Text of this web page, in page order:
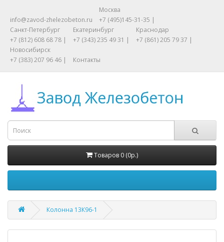
info@zavod-zhelezobeton.ru
Москва
+7 (495)145-31-35 |
Санкт-Петербург
+7 (812) 608 68 78 |
Екатеринбург
+7 (343) 235 49 31 |
Краснодар
+7 (861) 205 79 37 |
Новосибирск
+7 (383) 207 96 46 |
Контакты
Товаров 0 (0р.)
Колонна 13К96-1